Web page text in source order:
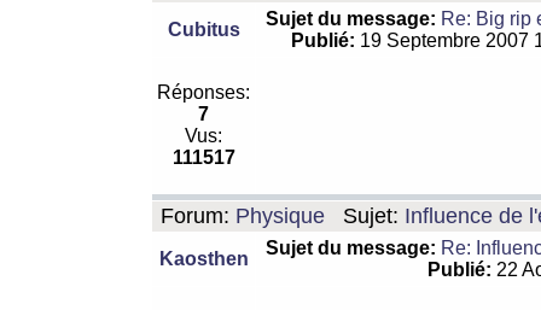
Cubitus
Sujet du message: Re: Big rip
Publié: 19 Septembre 2007
Réponses:
7
Vus:
111517
Forum: Physique Sujet: Influence de
Kaosthen
Sujet du message: Re:
Publié: 22